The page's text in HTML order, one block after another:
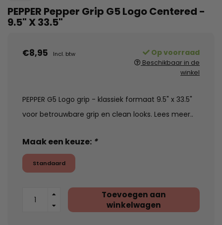
PEPPER Pepper Grip G5 Logo Centered -
9.5" X 33.5"
€8,95 Incl. btw Op voorraad
Beschikbaar in de
winkel
PEPPER G5 Logo grip - klassiek formaat 9.5" x 33.5"
voor betrouwbare grip en clean looks. Lees meer..
Maak een keuze: *
Standaard
Toevoegen aan
winkelwagen